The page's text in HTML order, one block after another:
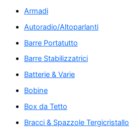
Armadi
Autoradio/Altoparlanti
Barre Portatutto
Barre Stabilizzatrici
Batterie & Varie
Bobine
Box da Tetto
Bracci & Spazzole Tergicristallo